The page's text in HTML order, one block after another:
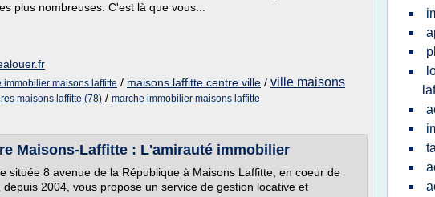
plus nombreuses. C'est là que vous...
immobilier maisons laffitte / maisons laffitte centre ville / ville maisons
maisons laffitte (78) / marche immobilier maisons laffitte
Maisons-Laffitte : L'amirauté immobilier
située 8 avenue de la République à Maisons Laffitte, en coeur de
2004, vous propose un service de gestion locative et